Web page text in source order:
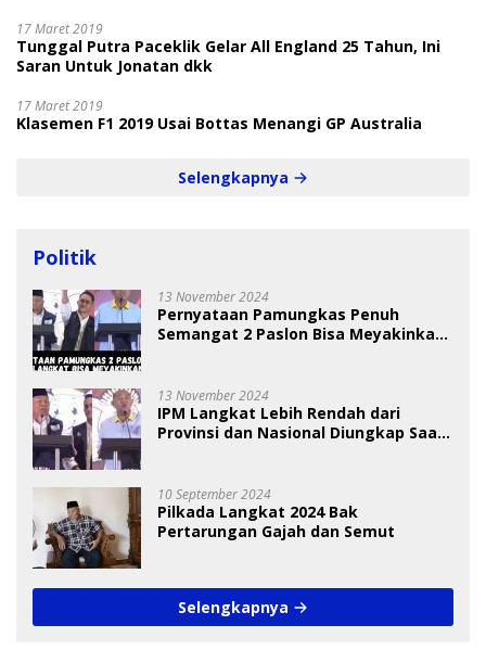
17 Maret 2019
Tunggal Putra Paceklik Gelar All England 25 Tahun, Ini
Saran Untuk Jonatan dkk
17 Maret 2019
Klasemen F1 2019 Usai Bottas Menangi GP Australia
Selengkapnya
Politik
13 November 2024
Pernyataan Pamungkas Penuh
Semangat 2 Paslon Bisa Meyakinkan
13 November 2024
IPM Langkat Lebih Rendah dari
Provinsi dan Nasional Diungkap Saat
10 September 2024
Pilkada Langkat 2024 Bak
Pertarungan Gajah dan Semut
Selengkapnya